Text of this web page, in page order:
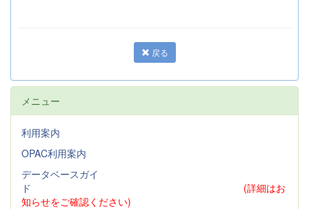
戻る
メニュー
利用案内
OPAC利用案内
データベースガイ
ド
(詳細はお
知らせをご確認ください)